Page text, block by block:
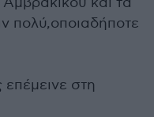
πολύ,οποιαδήποτε
στη